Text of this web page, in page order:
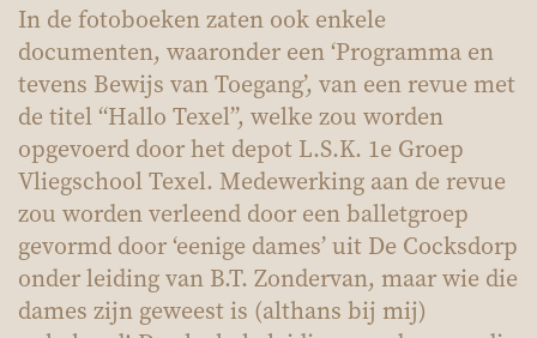
In de fotoboeken zaten ook enkele
documenten, waaronder een ‘Programma en
tevens Bewijs van Toegang’, van een revue met
de titel “Hallo Texel”, welke zou worden
opgevoerd door het depot L.S.K. 1e Groep
Vliegschool Texel. Medewerking aan de revue
zou worden verleend door een balletgroep
gevormd door ‘eenige dames’ uit De Cocksdorp
onder leiding van B.T. Zondervan, maar wie die
dames zijn geweest is (althans bij mij)